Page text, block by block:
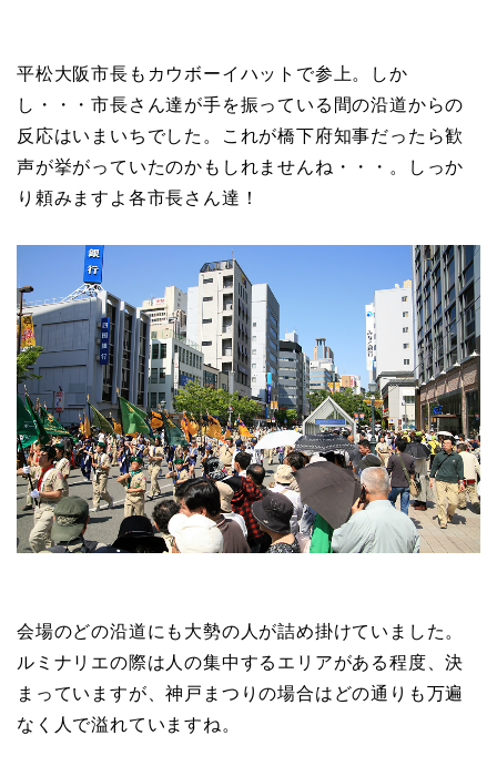
平松大阪市長もカウボーイハットで参上。しか
し・・・市長さん達が手を振っている間の沿道からの
反応はいまいちでした。これが橋下府知事だったら歓
声が挙がっていたのかもしれませんね・・・。しっか
り頼みますよ各市長さん達！
会場のどの沿道にも大勢の人が詰め掛けていました。
ルミナリエの際は人の集中するエリアがある程度、決
まっていますが、神戸まつりの場合はどの通りも万遍
なく人で溢れていますね。